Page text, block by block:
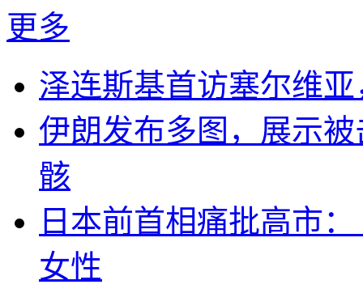
更多
泽连斯基首访塞尔维
伊朗发布多图，展示
骸
日本前首相痛批高市
女性